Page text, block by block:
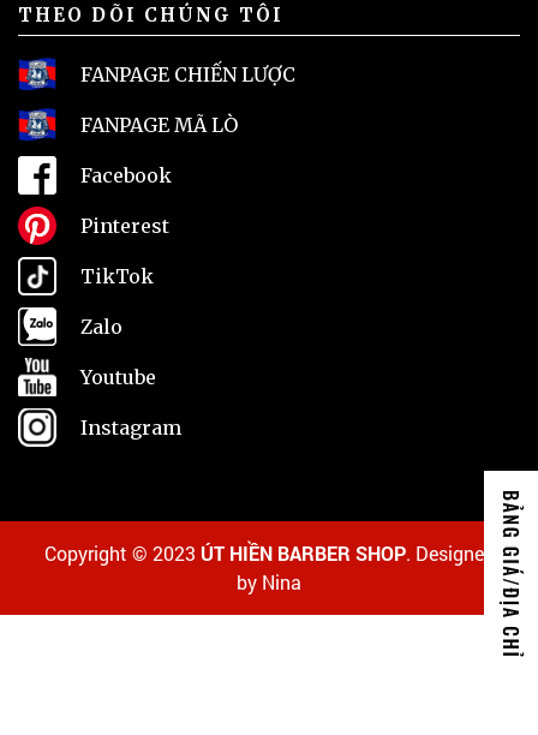
THEO DÕI CHÚNG TÔI
FANPAGE CHIẾN LƯỢC
FANPAGE MÃ LÒ
Facebook
Pinterest
TikTok
Zalo
Youtube
Instagram
Copyright © 2023 ÚT HIỀN BARBER SHOP. Designed
by Nina